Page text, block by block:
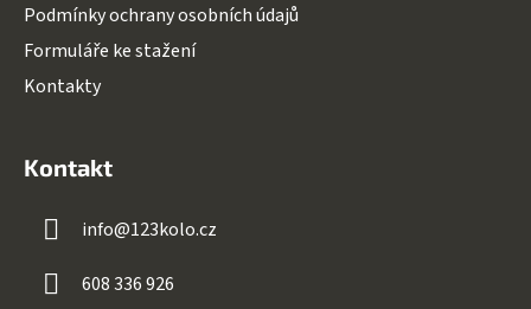
Podmínky ochrany osobních údajů
Formuláře ke stažení
Kontakty
Kontakt
info@123kolo.cz
608 336 926